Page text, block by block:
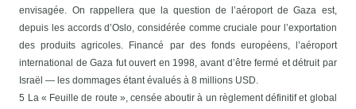
envisagée. On rappellera que la question de l’aéroport de Gaza est,
depuis les accords d’Oslo, considérée comme cruciale pour l’exportation
des produits agricoles. Financé par des fonds européens, l’aéroport
international de Gaza fut ouvert en 1998, avant d’être fermé et détruit par
Israël — les dommages étant évalués à 8 millions USD.
5 La « Feuille de route », censée aboutir à un règlement définitif et global